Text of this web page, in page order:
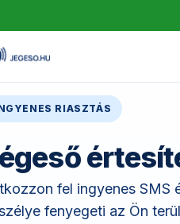
RIASZTÁS
fel ingyenes SMS
fenyegeti az Ön